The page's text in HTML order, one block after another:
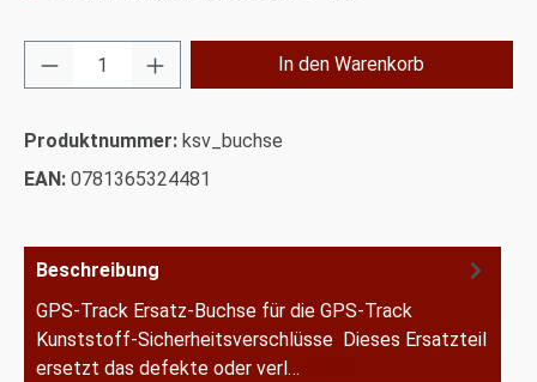
Produkt Anzahl: Gib den gewünschten
In den Warenkorb
Produktnummer: ksv_buchse
EAN: 0781365324481
Beschreibung
GPS-Track Ersatz-Buchse für die GPS-Track
Kunststoff-Sicherheitsverschlüsse Dieses Ersatzteil
ersetzt das defekte oder verl…